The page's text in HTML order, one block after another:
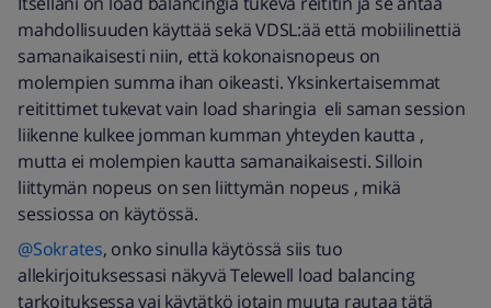
mahdollisuuden käyttää sekä VDSL:ää että mobiilinettiä
samanaikaisesti niin, että kokonaisnopeus on
molempien summa ihan oikeasti. Yksinkertaisemmat
reitittimet tukevat vain load sharingia eli saman session
liikenne kulkee jomman kumman yhteyden kautta ,
mutta ei molempien kautta samanaikaisesti. Silloin
liittymän nopeus on sen liittymän nopeus , mikä
sessiossa on käytössä.
@Sokrates, onko sinulla käytössä siis tuo
allekirjoituksessasi näkyvä Telewell load balancing
tarkoituksessa vai käytätkö jotain muuta rautaa tätä